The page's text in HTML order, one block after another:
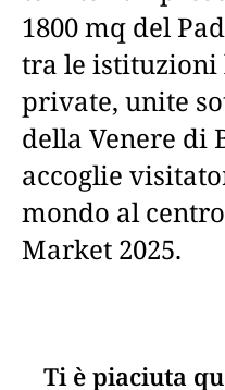
1800 mq del
tra le istituzioni
private, unite
della Venere di
accoglie
mondo al
Market 2025.
Ti è piaciuta